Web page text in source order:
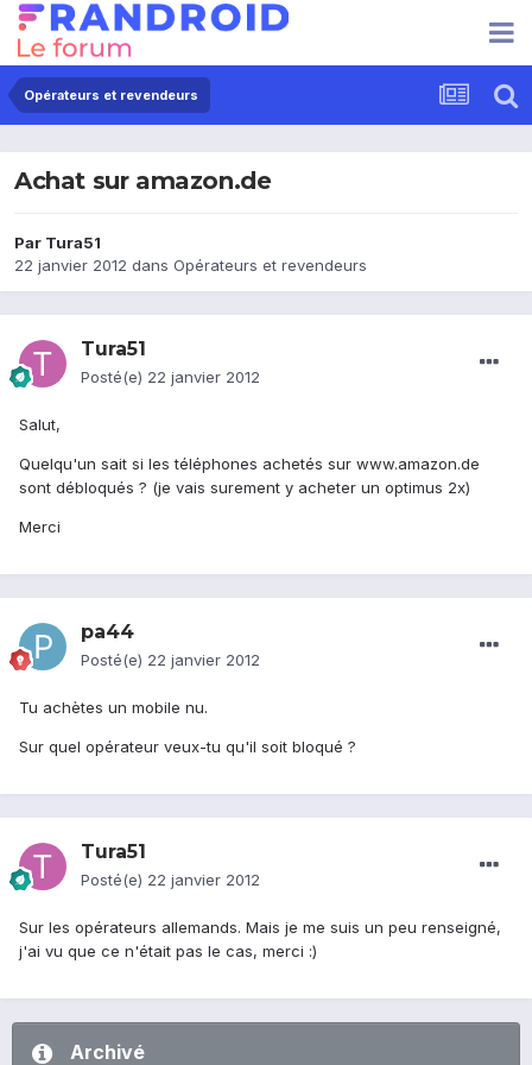
Opérateurs et revendeurs
Achat sur amazon.de
Par Tura51
22 janvier 2012 dans Opérateurs et revendeurs
Tura51
Posté(e) 22 janvier 2012
Salut,
Quelqu'un sait si les téléphones achetés sur www.amazon.de
sont débloqués ? (je vais surement y acheter un optimus 2x)
Merci
pa44
Posté(e) 22 janvier 2012
Tu achètes un mobile nu.
Sur quel opérateur veux-tu qu'il soit bloqué ?
Tura51
Posté(e) 22 janvier 2012
Sur les opérateurs allemands. Mais je me suis un peu renseigné,
j'ai vu que ce n'était pas le cas, merci :)
Archivé